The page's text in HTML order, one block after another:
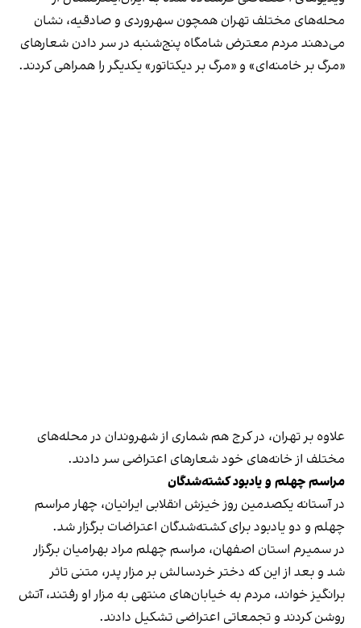
محله‌های مختلف تهران همچون سهروردی و صادقیه، نشان
می‌دهند مردم معترض شامگاه پنج‌شنبه در سر دادن شعارهای
«مرگ بر خامنه‌ای» و «مرگ بر دیکتاتور» یکدیگر را همراهی کردند.
علاوه بر تهران، در کرج هم شماری از شهروندان در محله‌های
مختلف از خانه‌های خود شعارهای اعتراضی سر دادند.
مراسم چهلم و یادبود کشته‌شدگان
در آستانه یکصدمین روز خیزش انقلابی ایرانیان، چهار مراسم
چهلم و دو یادبود برای کشته‌شدگان اعتراضات برگزار شد.
در سمیرم استان اصفهان، مراسم چهلم مراد بهرامیان برگزار
شد و بعد از این که دختر خردسالش بر مزار پدر، متنی تاثر‌
برانگیز خواند، مردم به خیابان‌های منتهی به مزار او رفتند، آتش
روشن کردند و تجمعاتی اعتراضی تشکیل دادند.